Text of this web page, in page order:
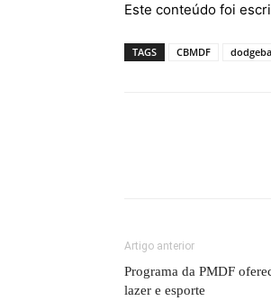
Este conteúdo foi
TAGS CBMDF
Artigo anterior
Programa da PMDF
lazer e esporte